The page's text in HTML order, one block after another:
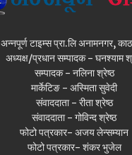
अन्नपूर्ण टाइम्स प्रा.लि अनामनगर,
अध्यक्ष/प्रधान सम्पादक - घनश्याम
सम्पादक - नलिना श्रेष्ठ
मार्केटिङ - अस्मिता सुवेदी
संवाददाता - रीता श्रेष्ठ
संवाददाता - गोविन्द श्रेष्ठ
फोटो पत्रकार- अजय लेन्सम्यान
फोटो पत्रकार- शंकर भुजेल